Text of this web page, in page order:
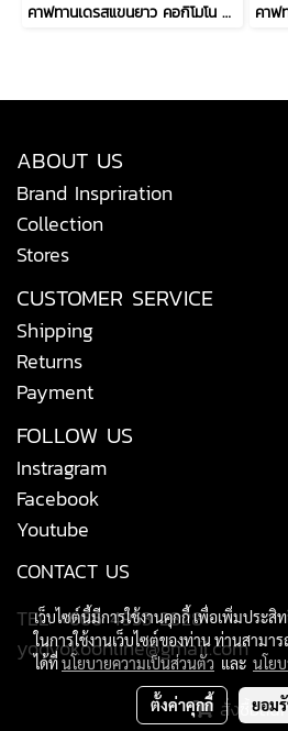
สั่งซื้อสิน
คาฟทานเดรสแขนยาว คอกิโมโน - สีดำ : ลายดอกเฮลิโคเนีย บนริ้วใบดำ-ขาว
ABOUT US
Brand Inspriration
Collection
Stores
CUSTOMER SERVICE
Shipping
Returns
Payment
FOLLOW US
Instragram
Facebook
Youtube
CONTACT US
TEL: +666 4953 2828
yodyokoonline@gmail.com
เว็บไซต์นี้มีการใช้งานคุกกี้ เพื่อเพิ่มประ
ในการใช้งานเว็บไซต์ของท่าน ท่านสามา
ได้ที่นโยบายความเป็นส่วนตัว และ นโย
ตั้งค่าคุกกี้ ยอม